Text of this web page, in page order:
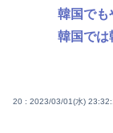
韓国でも
韓国では
20 : 2023/03/01(水)